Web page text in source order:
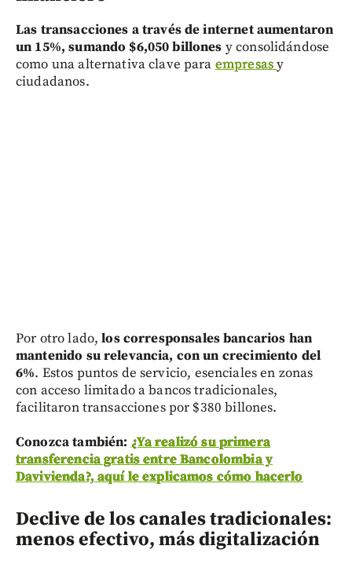
Las transacciones a través de internet aumentaron
un 15%, sumando $6,050 billones y consolidándose
como una alternativa clave para empresasy
ciudadanos.
Por otro lado, los corresponsales bancarios han
mantenido su relevancia, con un crecimiento del
6%. Estos puntos de servicio, esenciales en zonas
con acceso limitado a bancos tradicionales,
facilitaron transacciones por $380 billones.
Conozca también: ¿Ya realizó su primera
transferencia gratis entre Bancolombia y
Davivienda?, aquí le explicamos cómo hacerlo
Declive de los canales tradicionales:
menos efectivo, más digitalización